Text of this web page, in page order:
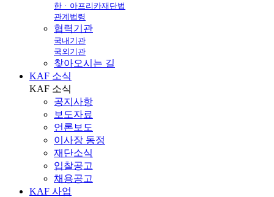
한ㆍ아프리카재단법
관계법령
협력기관
국내기관
국외기관
찾아오시는 길
KAF 소식
KAF 소식
공지사항
보도자료
언론보도
이사장 동정
재단소식
입찰공고
채용공고
KAF 사업